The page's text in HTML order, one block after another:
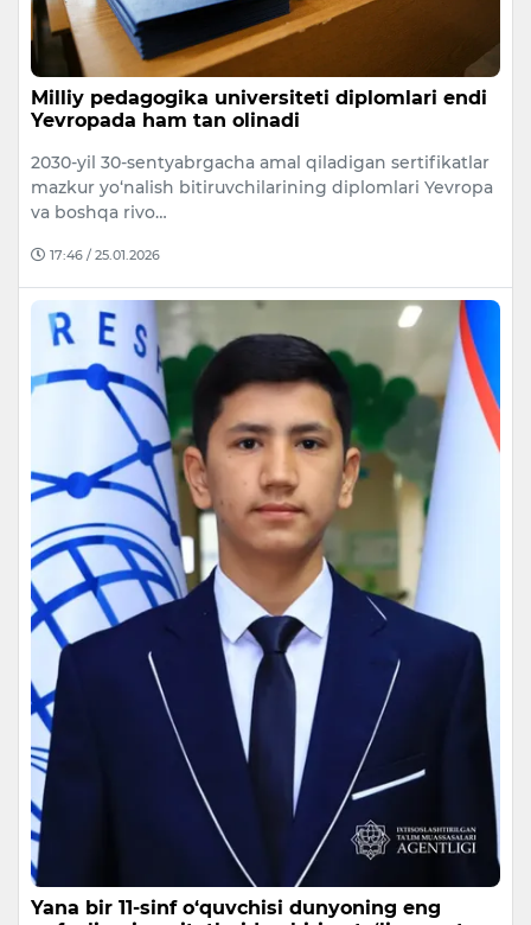
Milliy pedagogika universiteti diplomlari endi
Yevropada ham tan olinadi
2030-yil 30-sentyabrgacha amal qiladigan sertifikatlar
mazkur yo‘nalish bitiruvchilarining diplomlari Yevropa
va boshqa rivo…
17:46 / 25.01.2026
Yana bir 11-sinf o‘quvchisi dunyoning eng